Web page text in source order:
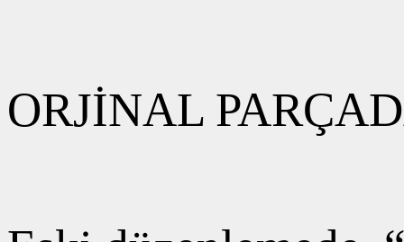
ORJİNAL